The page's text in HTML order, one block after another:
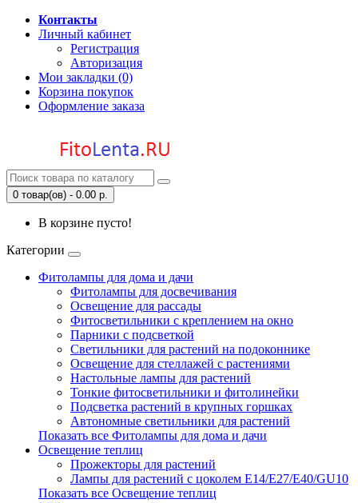
Контакты
Личный кабинет
Регистрация
Авторизация
Мои закладки (0)
Корзина покупок
Оформление заказа
0 товар(ов) - 0.00 р.
В корзине пусто!
Категории
Фитолампы для дома и дачи
Фитолампы для досвечивания
Освещение для рассады
Фитосветильники с креплением на окно
Парники с подсветкой
Светильники для растений на подоконнике
Освещение для стеллажей с растениями
Настольные лампы для растений
Тонкие фитосветильники и фитолинейки
Подсветка растений в крупных горшках
Автономные светильники для растений
Показать все Фитолампы для дома и дачи
Освещение теплиц
Прожекторы для растений
Лампы для растений с цоколем Е14/Е27/Е40/GU10
Показать все Освещение теплиц